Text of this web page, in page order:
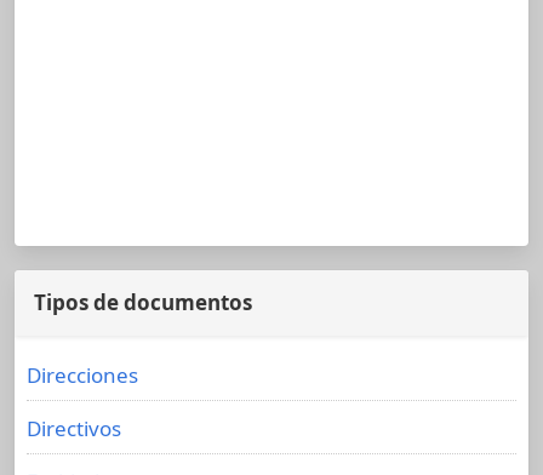
Tipos de documentos
Direcciones
Directivos